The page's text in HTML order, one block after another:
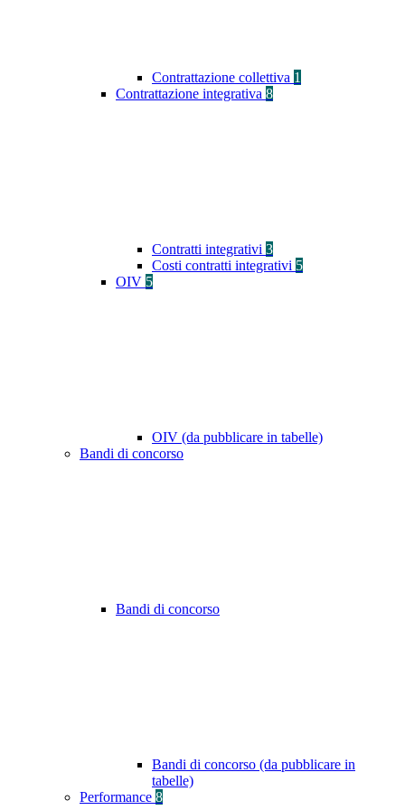
Contrattazione collettiva 1
Contrattazione integrativa 8
Contratti integrativi 3
Costi contratti integrativi 5
OIV 5
OIV (da pubblicare in tabelle)
Bandi di concorso
Bandi di concorso
Bandi di concorso (da pubblicare in
tabelle)
Performance 8